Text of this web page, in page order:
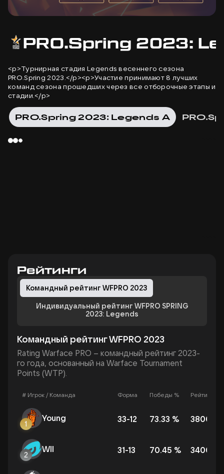
PRO.Spring 2023:
<p>Турнирная стадия Legends весеннего сезона
PRO.Spring 2023.</p><p>Участие принимают 8 лучших
команд сезона прошедших через все отборочные этапы и
стадии.</p>
PRO.Spring 2023: Legends A
Рейтинги
Командный рейтинг WFPRO 2023
Индивидуальный рейтинг WFPRO SPRING
2023: Legends
Командный рейтинг WFPRO 2023
Rating Warface PRO – командный рейтинг 2023-
го года, основанный на Warface Tournament
Points (WTP).
# Игрок / Команда Форма Победы % Рейтинг
1
Young 33-12 73.33 % 3800
2
WII 31-13 70.45 % 3400